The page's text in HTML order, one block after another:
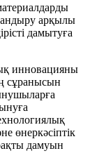
арқылы
дамытуға
инновацияны
сұранысын
өнеркәсіптік
дамуын